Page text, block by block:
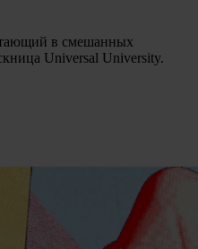
в смешанных
Universal University.